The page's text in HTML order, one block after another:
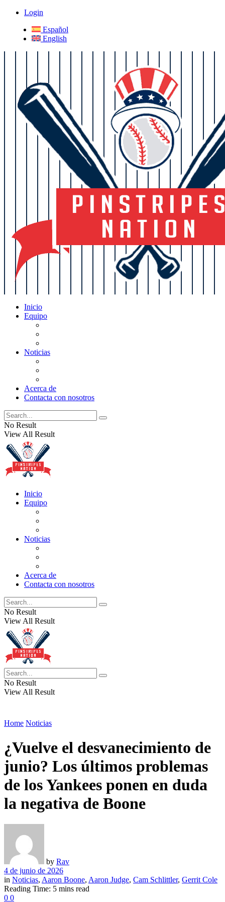
Login
Español
English
Inicio
Equipo
Noticias
Acerca de
Contacta con nosotros
No Result
View All Result
Inicio
Equipo
Noticias
Acerca de
Contacta con nosotros
No Result
View All Result
No Result
View All Result
Home Noticias
¿Vuelve el desvanecimiento de
junio? Los últimos problemas
de los Yankees ponen en duda
la negativa de Boone
by Rav
4 de junio de 2026
in Noticias, Aaron Boone, Aaron Judge, Cam Schlittler, Gerrit Cole
Reading Time: 5 mins read
0 0